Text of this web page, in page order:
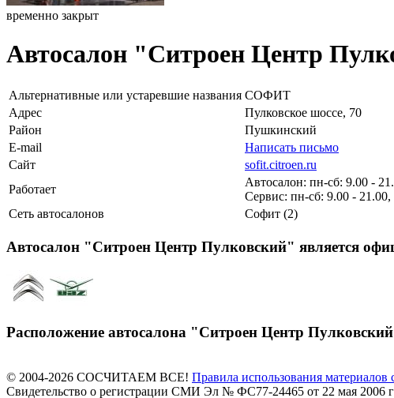
временно закрыт
Автосалон "Ситроен Центр
Альтернативные или устаревшие названия СОФИТ
Адрес
Пулковское шоссе, 70
Район
Пушкинский
E-mail
Написать письмо
Сайт
sofit.citroen.ru
Работает
Автосалон: пн-сб: 9.00 -
Сервис: пн-сб: 9.00 - 21.00,
Сеть автосалонов
Софит (2)
Автосалон "Ситроен Центр Пулковский" является
Расположение автосалона "Ситроен Центр
© 2004-2026 СОСЧИТАЕМ ВСЕ! Правила использования материалов
Свидетельство о регистрации СМИ Эл № ФС77-24465 от 22 мая 2006